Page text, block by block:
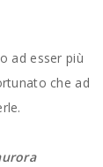
ad esser più
che ad